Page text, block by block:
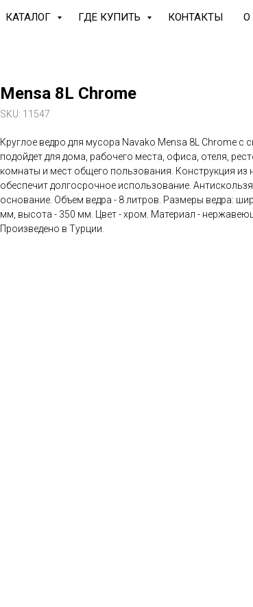
КАТАЛОГ ГДЕ КУПИТЬ КОНТАКТЫ О
Mensa 8L Chrome
SKU: 11547
Круглое ведро для мусора Navako Mensa 8L Chrome с
подойдет для дома, рабочего места, офиса, отеля,
комнаты и мест общего пользования. Конструкция
обеспечит долгосрочное использование.
основание. Объем ведра - 8 литров. Размеры ведра:
мм, высота - 350 мм. Цвет - хром. Материал -
Произведено в Турции.